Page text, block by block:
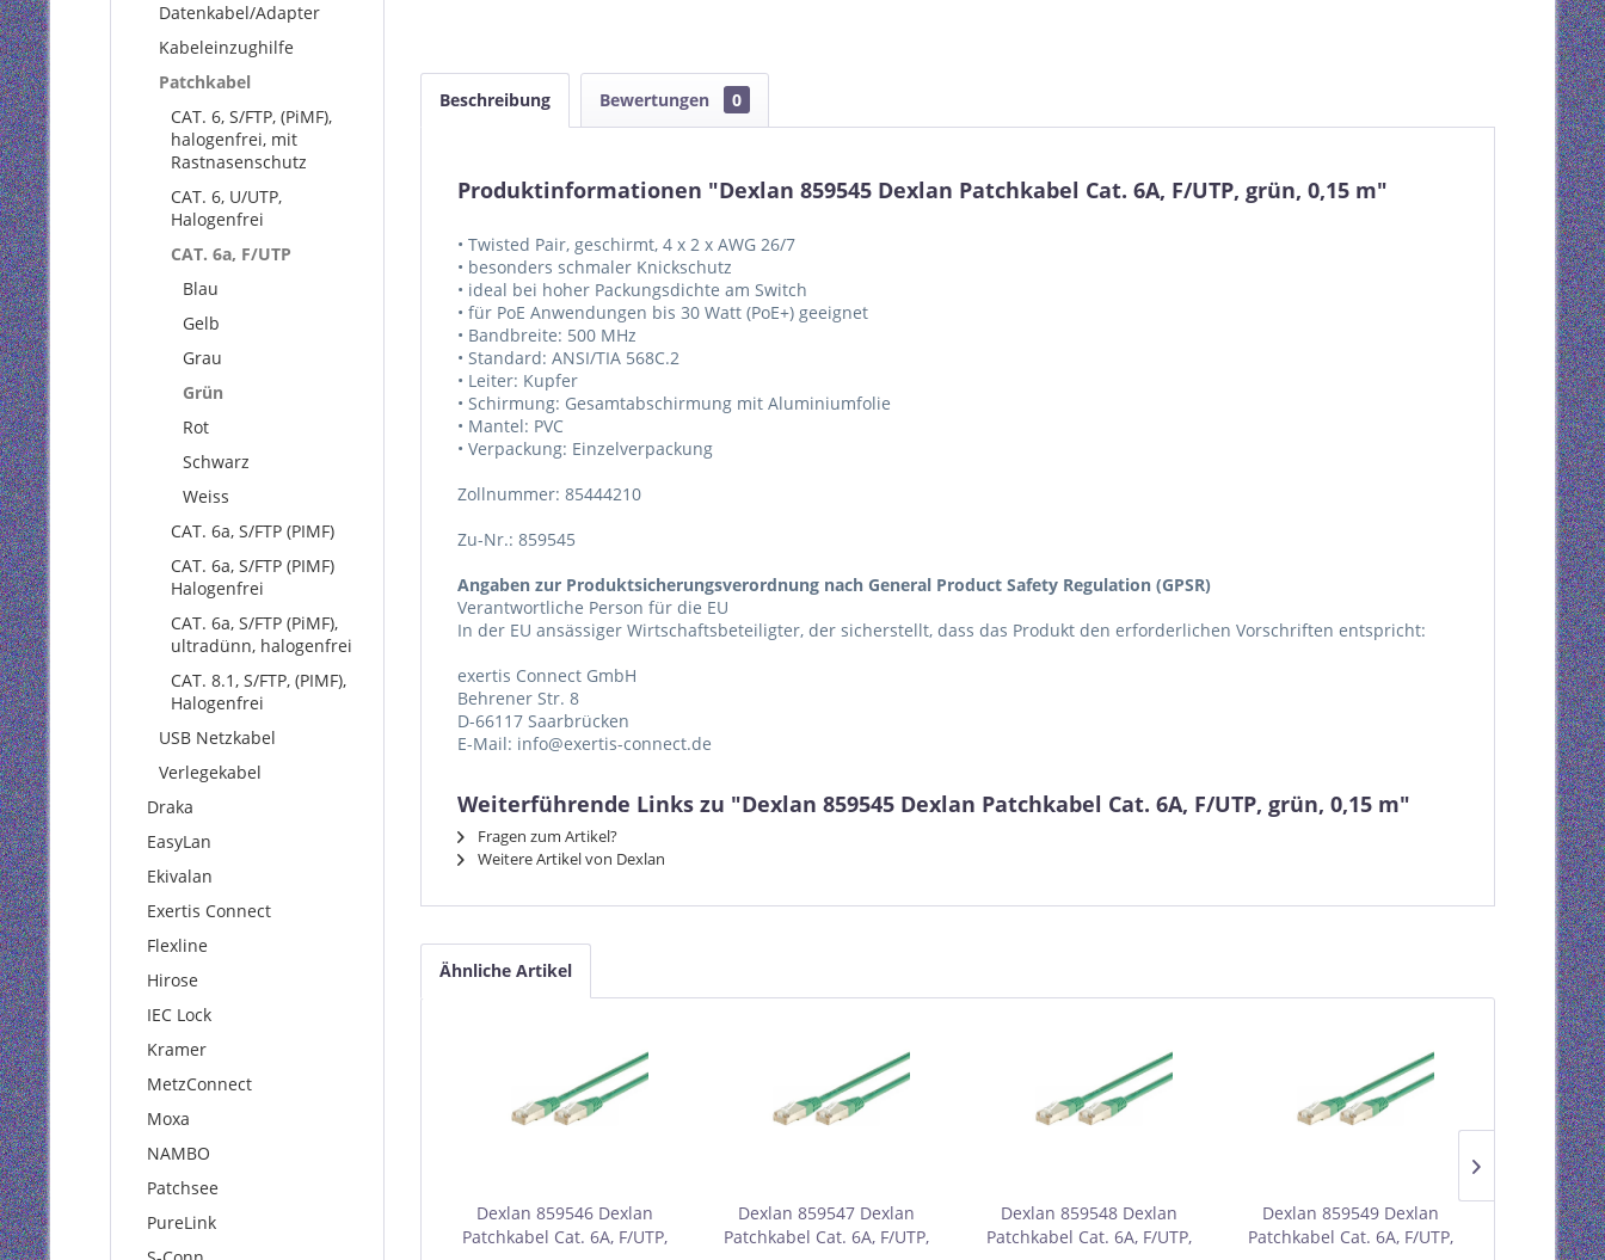
Datenkabel/Adapter
Kabeleinzughilfe
Patchkabel
CAT. 6, S/FTP, (PiMF),
halogenfrei, mit
Rastnasenschutz
CAT. 6, U/UTP,
Halogenfrei
CAT. 6a, F/UTP
Blau
Gelb
Grau
Grün
Rot
Schwarz
Weiss
CAT. 6a, S/FTP (PIMF)
CAT. 6a, S/FTP (PIMF)
Halogenfrei
CAT. 6a, S/FTP (PiMF),
ultradünn, halogenfrei
CAT. 8.1, S/FTP, (PIMF),
Halogenfrei
USB Netzkabel
Verlegekabel
Draka
EasyLan
Ekivalan
Exertis Connect
Flexline
Hirose
IEC Lock
Kramer
MetzConnect
Moxa
NAMBO
Patchsee
PureLink
Beschreibung Bewertungen 0
Produktinformationen "Dexlan 859545 Dexlan Patchkabel Cat. 6A, F/UTP, grün, 0,15 m"
• Twisted Pair, geschirmt, 4 x 2 x AWG 26/7
• besonders schmaler Knickschutz
• ideal bei hoher Packungsdichte am Switch
• für PoE Anwendungen bis 30 Watt (PoE+) geeignet
• Bandbreite: 500 MHz
• Standard: ANSI/TIA 568C.2
• Leiter: Kupfer
• Schirmung: Gesamtabschirmung mit Aluminiumfolie
• Mantel: PVC
• Verpackung: Einzelverpackung
Zollnummer: 85444210
Zu-Nr.: 859545
Angaben zur Produktsicherungsverordnung nach General Product Safety Regulation (GPSR)
Verantwortliche Person für die EU
In der EU ansässiger Wirtschaftsbeteiligter, der sicherstellt, dass das Produkt den erforderlichen Vorschriften entspricht:
exertis Connect GmbH
Behrener Str. 8
D-66117 Saarbrücken
E-Mail: info@exertis-connect.de
Weiterführende Links zu "Dexlan 859545 Dexlan Patchkabel Cat. 6A, F/UTP, grün, 0,15 m"
Fragen zum Artikel?
Weitere Artikel von Dexlan
Ähnliche Artikel
Dexlan 859546 Dexlan
Patchkabel Cat. 6A, F/UTP,
Dexlan 859547 Dexlan
Patchkabel Cat. 6A, F/UTP,
Dexlan 859548 Dexlan
Patchkabel Cat. 6A, F/UTP,
Dexlan 859549 Dexlan
Patchkabel Cat. 6A, F/UTP,
Dexlan